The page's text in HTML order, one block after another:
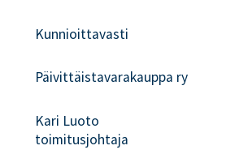
Kunnioittavasti
Päivittäistavarakauppa ry
Kari Luoto
toimitusjohtaja